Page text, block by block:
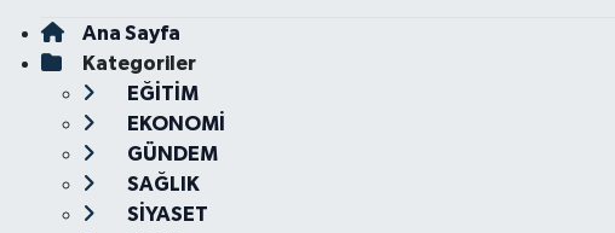
Ana Sayfa
Kategoriler
EĞİTİM
EKONOMİ
GÜNDEM
SAĞLIK
SİYASET